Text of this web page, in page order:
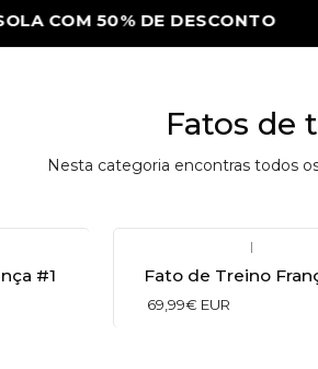
COM 50% DE DESCONTO
Fatos de
Nesta categoria encontras todos
#1
|
Fato de Treino
69,99€ EUR